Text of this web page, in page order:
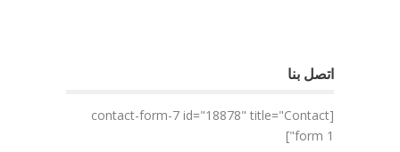
اتصل بنا
[contact-form-7 id="18878" title="Contact
form 1"]